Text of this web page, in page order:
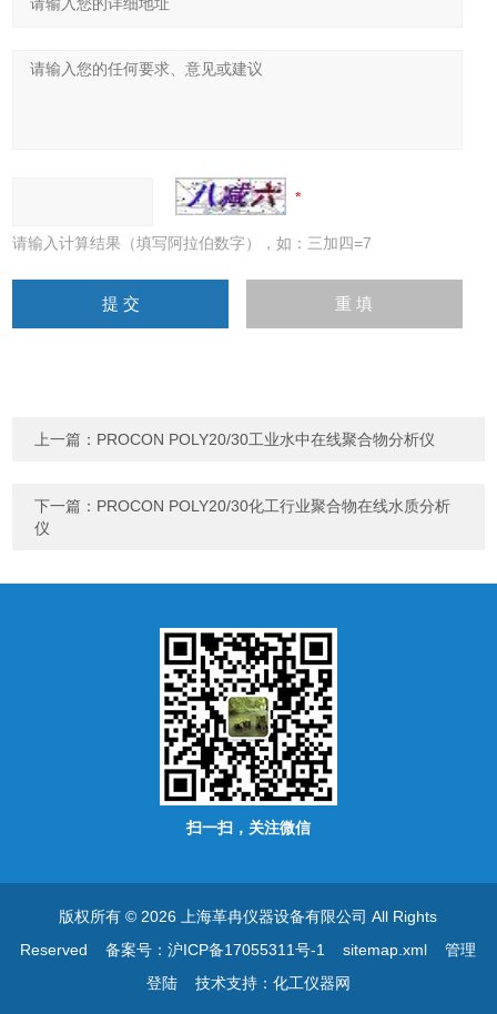
请输入计算结果（填写阿拉伯数字），如：三加四=7
上一篇： PROCON POLY20/30工业水中在线聚合物分析仪
下一篇： PROCON POLY20/30化工行业聚合物在线水质分析
仪
扫一扫，关注微信
版权所有 © 2026 上海革冉仪器设备有限公司 All Rights
Reserved备案号：沪ICP备17055311号-1 sitemap.xml
管理
登陆技术支持： 化工仪器网